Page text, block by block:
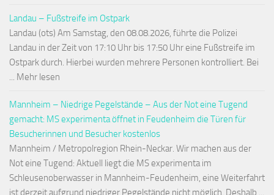
Landau – Fußstreife im Ostpark
Landau (ots) Am Samstag, den 08.08.2026, führte die Polizei
Landau in der Zeit von 17:10 Uhr bis 17:50 Uhr eine Fußstreife im
Ostpark durch. Hierbei wurden mehrere Personen kontrolliert. Bei
... Mehr lesen
Mannheim – Niedrige Pegelstände – Aus der Not eine Tugend
gemacht: MS experimenta öffnet in Feudenheim die Türen für
Besucherinnen und Besucher kostenlos
Mannheim / Metropolregion Rhein-Neckar. Wir machen aus der
Not eine Tugend: Aktuell liegt die MS experimenta im
Schleusenoberwasser in Mannheim-Feudenheim, eine Weiterfahrt
ist derzeit aufgrund niedriger Pegelstände nicht möglich. Deshalb ...